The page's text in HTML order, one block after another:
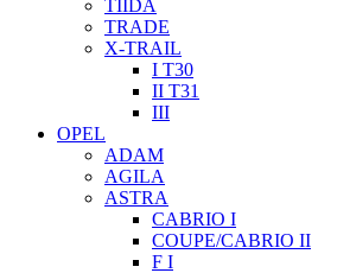
TIIDA
TRADE
X-TRAIL
I T30
II T31
III
OPEL
ADAM
AGILA
ASTRA
CABRIO I
COUPE/CABRIO II
F I